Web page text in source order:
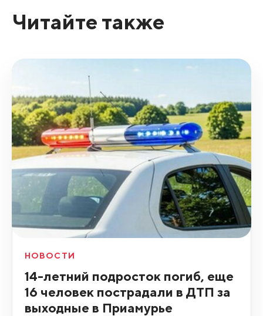
Читайте также
НОВОСТИ
14-летний подросток погиб, еще
16 человек пострадали в ДТП за
выходные в Приамурье